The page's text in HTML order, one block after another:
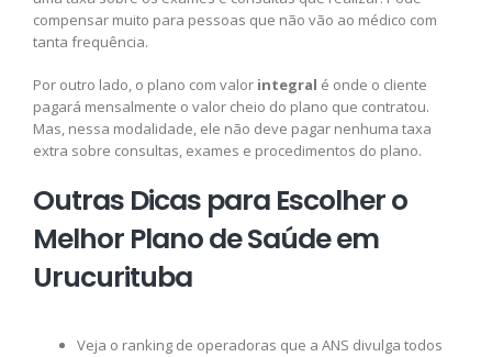
compensar muito para pessoas que não vão ao médico com
tanta frequência.
Por outro lado, o plano com valor integral é onde o cliente
pagará mensalmente o valor cheio do plano que contratou.
Mas, nessa modalidade, ele não deve pagar nenhuma taxa
extra sobre consultas, exames e procedimentos do plano.
Outras Dicas para Escolher o
Melhor Plano de Saúde em
Urucurituba
Veja o ranking de operadoras que a ANS divulga todos